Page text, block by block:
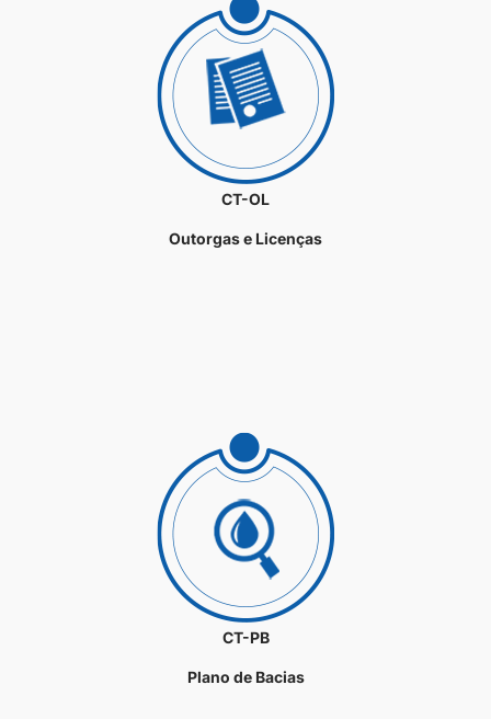
CT-OL
Outorgas e Licenças
CT-PB
Plano de Bacias